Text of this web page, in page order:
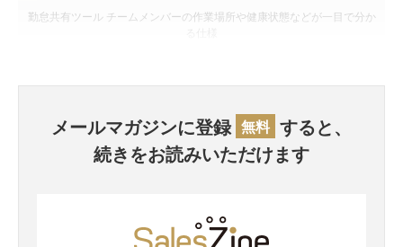
勤怠共有ツール チームメンバーの作業場所や健康状態などが一目で分か
メールマガジンに登録 無料 すると、
続きをお読みいただけます